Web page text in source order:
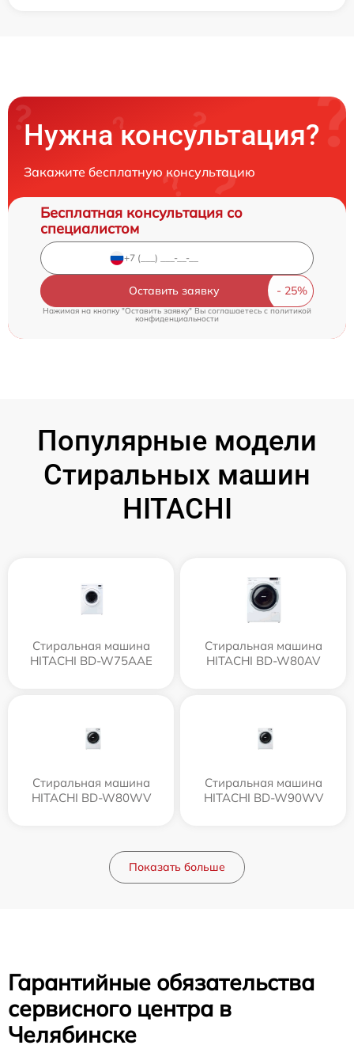
Нужна консультация?
Закажите бесплатную консультацию
Бесплатная консультация со
специалистом
Оставить заявку
Нажимая на кнопку "Оставить заявку" Вы соглашаетесь cполитикой
конфиденциальности
Популярные модели
Стиральных машин
HITACHI
Стиральная машина
HITACHI BD-W75AAE
Стиральная машина
HITACHI BD-W80AV
Стиральная машина
HITACHI BD-W80WV
Стиральная машина
HITACHI BD-W90WV
Показать больше
Гарантийные обязательства
сервисного центра в
Челябинске